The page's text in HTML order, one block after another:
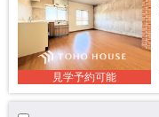
見学予約可能